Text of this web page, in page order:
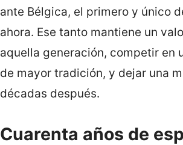
ante Bélgica, el primero y único
ahora. Ese tanto mantiene un
aquella generación, competir en
de mayor tradición, y dejar una
décadas después.
Cuarenta años de